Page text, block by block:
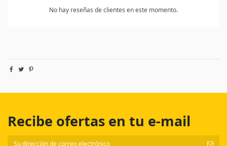
No hay reseñas de clientes en este momento.
Recibe ofertas en tu e-mail